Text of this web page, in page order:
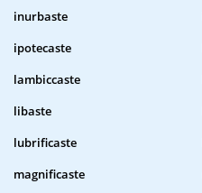
inurbaste
ipotecaste
lambiccaste
libaste
lubrificaste
magnificaste